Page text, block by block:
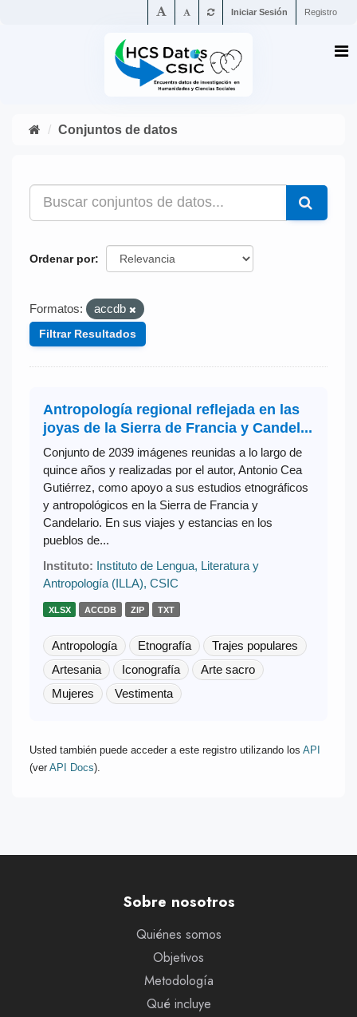
Iniciar Sesión Registro
Conjuntos de datos
Ordenar por
Formatos: accdb
Filtrar Resultados
Antropología regional reflejada en las
joyas de la Sierra de Francia y Candel...
Conjunto de 2039 imágenes reunidas a lo largo de
quince años y realizadas por el autor, Antonio Cea
Gutiérrez, como apoyo a sus estudios etnográficos
y antropológicos en la Sierra de Francia y
Candelario. En sus viajes y estancias en los
pueblos de...
Instituto: Instituto de Lengua, Literatura y
Antropología (ILLA), CSIC
XLSX ACCDB ZIP TXT
Antropología Etnografía
Trajes populares
Artesania
Iconografía
Arte sacro
Mujeres
Vestimenta
Usted también puede acceder a este registro utilizando los API
(ver API Docs).
Sobre nosotros
Quiénes somos
Objetivos
Metodología
Qué incluye